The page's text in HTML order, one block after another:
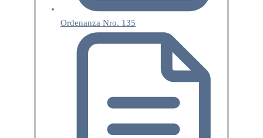
Ordenanza Nro. 135